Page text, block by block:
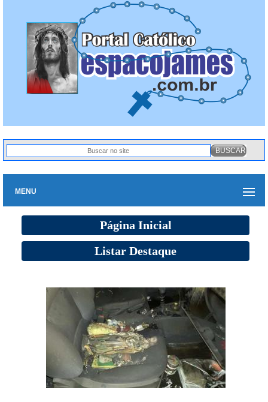
MENU
Página Inicial
Listar Destaque